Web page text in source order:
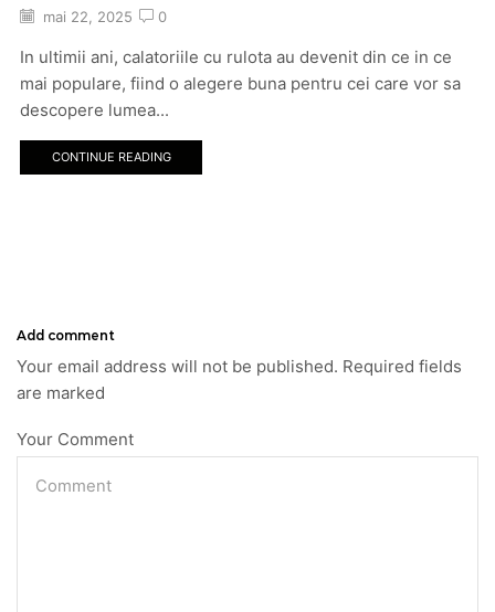
mai 22, 2025 0
In ultimii ani, calatoriile cu rulota au devenit din ce in ce
mai populare, fiind o alegere buna pentru cei care vor sa
descopere lumea...
CONTINUE READING
Add comment
Your email address will not be published. Required fields
are marked
Your Comment